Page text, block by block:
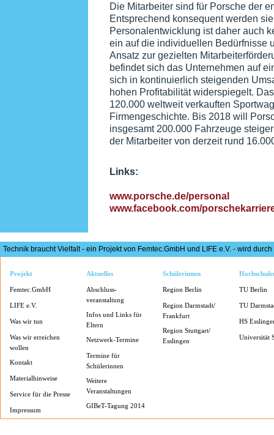
Die Mitarbeiter sind für Porsche der
Entsprechend konsequent werden
Personalentwicklung ist daher auch
ein auf die individuellen Bedürfnisse
Ansatz zur gezielten
befindet sich das Unternehmen auf
sich in kontinuierlich steigenden
hohen Profitabilität widerspiegelt.
120.000 weltweit verkauften
Firmengeschichte. Bis 2018 will
insgesamt 200.000 Fahrzeuge
der Mitarbeiter von derzeit rund
Links:
www.porsche.de/personal
www.facebook.com/
Technik braucht Vielfalt - ein Projekt von Femtec.GmbH und LIFE e.V. - wird
Projekt
Femtec.GmbH
LIFE e.V.
Was wir tun
Was wir erreichen
wollen
Kontakt
Materialhinweise
Service für die Presse
Impressum
Aktuelles
Abschluss-
veranstaltung
Infos und Links für
Eltern
Netzwerk-Termine
Termine für
Schülerinnen
Weitere
Veranstaltungen
GIBeT-Tagung 2014
Schülerinnen
Region Berlin
Region Darmstadt/
Frankfurt
Region Stuttgart/
Esslingen
TU Berlin
TU
HS
Universität